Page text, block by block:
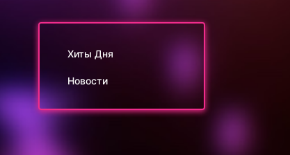
Хиты Дня
Новости